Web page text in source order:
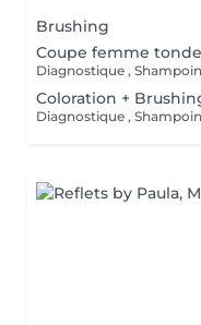
Brushing
Coupe femme
Diagnostique ,
Coloration +
Diagnostique ,